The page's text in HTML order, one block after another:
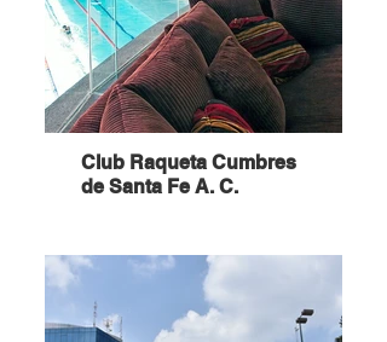
Club Raqueta Cumbres
de Santa Fe A. C.